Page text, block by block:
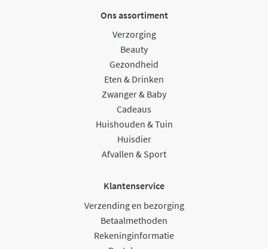
Ons assortiment
Verzorging
Beauty
Gezondheid
Eten & Drinken
Zwanger & Baby
Cadeaus
Huishouden & Tuin
Huisdier
Afvallen & Sport
Klantenservice
Verzending en bezorging
Betaalmethoden
Rekeninginformatie